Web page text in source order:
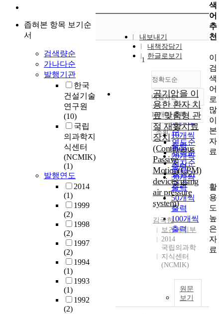
좁혀본 항목 보기순
서
검색량순
가나다순
발행기관
한국
건설기술
연구원
(10)
국립
의과학지
식센터
(NCMIK)
(1)
발행연도
2014
(1)
1999
(2)
1998
(2)
1997
(2)
1994
(1)
1993
(1)
1992
(2)
내보내기
내책장담기
한글로보기
정확도순
정확도
순
인기도
순
연도순
제목순
저자순
발행기
관순
내림차순
내림차순
10개씩 출력
10개씩
출력
20개씩
출력
30개씩
출력
50개씩
출력
100개씩
출력
조회
1
공기압을 이
용한 환자 치
료 맞춤형 관
절 재활치료
장치
(Continuous
Passive
Motion(CPM)
devices using
air pressure
system)
김국한
보건복지부
2014
국립의과학
지식센터
(NCMIK)
원문
보기
색
어
추
천
이
검
색
어
로
많
이
본
자
료
활
용
도
높
은
자
료